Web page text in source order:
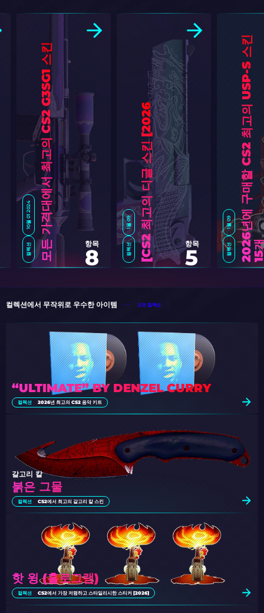
1월 09
컬렉션 2
0
6
년
에
구
매
할
C
S
2
최
고
의
U
S
P
-
S
스
킨
1
5
1월 09
컬렉션
C
S
2
최
고
의
디
글
스
킨
[
2
0
2
6
] 항목
5
10월 01 2024
컬렉션 모든 가격대에서 최고의 CS2 G3SG1 스킨 항목
8
컬렉션에서 무작위로 우수한 아이템 모든 컬렉션
“ULTIMATE” BY DENZEL CURRY
컬렉션 2026년 최고의 CS2 음악 키트
붉은 그물
갈고리 칼
컬렉션 CS2에서 최고의 갈고리 칼 스킨
핫 윙 (홀로그램)
컬렉션 CS2에서 가장 저렴하고 스타일리시한 스티커 [2026]